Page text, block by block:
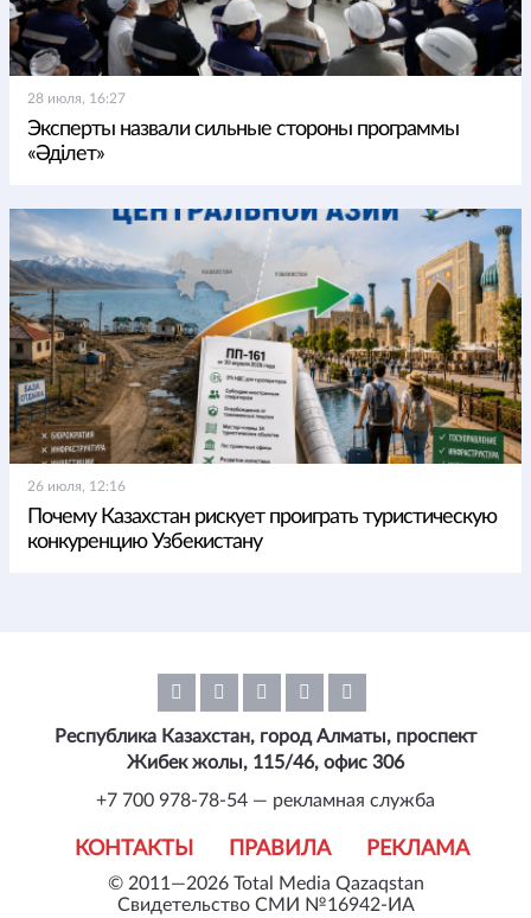
28 июля, 16:27
Эксперты назвали сильные стороны программы
«Әділет»
26 июля, 12:16
Почему Казахстан рискует проиграть туристическую
конкуренцию Узбекистану
© 2011—2026 Total Media Qazaqstan
Свидетельство СМИ №16942-ИА
КОНТАКТЫ ПРАВИЛА РЕКЛАМА
Республика Казахстан, город Алматы, проспект
Жибек жолы, 115/46, офис 306
+7 700 978-78-54 — рекламная служба